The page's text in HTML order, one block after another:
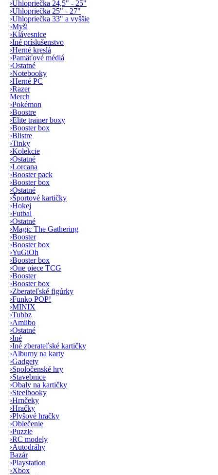
›Uhlopriečka 24,5" - 25"
›Uhlopriečka 25" - 27"
›Uhlopriečka 33" a vyššie
›Myši
›Klávesnice
›Iné príslušenstvo
›Herné kreslá
›Pamäťové médiá
›Ostatné
›Notebooky
›Herné PC
›Razer
Merch
›Pokémon
›Boostre
›Elite trainer boxy
›Booster box
›Blistre
›Tinky
›Kolekcie
›Ostatné
›Lorcana
›Booster pack
›Booster box
›Ostatné
›Športové kartičky
›Hokej
›Futbal
›Ostatné
›Magic The Gathering
›Booster
›Booster box
›YuGiOh
›Booster box
›One piece TCG
›Booster
›Booster box
›Zberateľské figúrky
›Funko POP!
›MINIX
›Tubbz
›Amiibo
›Ostatné
›Iné
›Iné zberateľské kartičky
›Albumy na karty
›Gadgety
›Spoločenské hry
›Stavebnice
›Obaly na kartičky
›Steelbooky
›Hrnčeky
›Hračky
›Plyšové hračky
›Oblečenie
›Puzzle
›RC modely
›Autodráhy
Bazár
›Playstation
›Xbox